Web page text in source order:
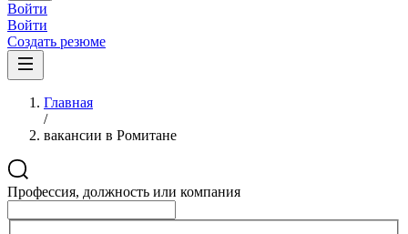
Войти
Войти
Создать резюме
Главная
/
вакансии в Ромитане
Профессия, должность или компания